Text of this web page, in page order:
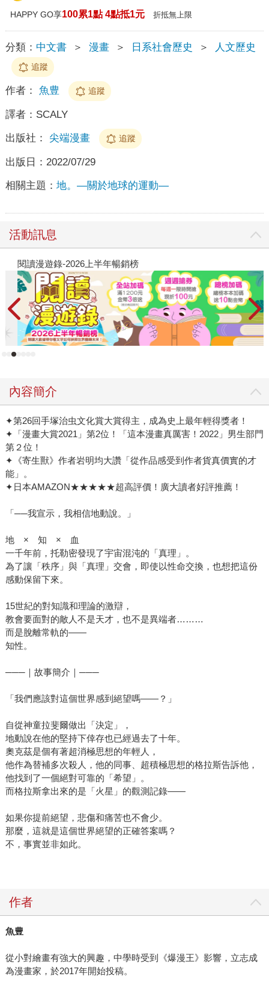
HAPPY GO享100累1點 4點抵1元 折抵無上限
分類： 中文書 ＞ 漫畫 ＞ 日系社會歷史 ＞ 人文歷史
追蹤
作者： 魚豊 追蹤
譯者： SCALY
出版社： 尖端漫畫 追蹤
出版日： 2022/07/29
相關主題： 地。—關於地球的運動—
活動訊息
閱讀漫遊錄-2026上半年暢銷榜
內容簡介
✦第26回手塚治虫文化賞大賞得主，成為史上最年輕得獎者！
✦「漫畫大賞2021」第2位！「這本漫畫真厲害！2022」男生部門
第２位！
✦《寄生獸》作者岩明均大讚「從作品感受到作者貨真價實的才
能」。
✦日本AMAZON★★★★★超高評價！廣大讀者好評推薦！
「──我宣示，我相信地動說。」
地 × 知 × 血
一千年前，托勒密發現了宇宙混沌的「真理」。
為了讓「秩序」與「真理」交會，即使以性命交換，也想把這份
感動保留下來。
15世紀的對知識和理論的激辯，
教會要面對的敵人不是天才，也不是異端者………
而是脫離常軌的——
知性。
───｜故事簡介｜───
「我們應該對這個世界感到絕望嗎――？」
自從神童拉斐爾做出「決定」，
地動說在他的堅持下倖存也已經過去了十年。
奧克茲是個有著超消極思想的年輕人，
他作為替補多次殺人，他的同事、超積極思想的格拉斯告訴他，
他找到了一個絕對可靠的「希望」。
而格拉斯拿出來的是「火星」的觀測記錄——
如果你提前絕望，悲傷和痛苦也不會少。
那麼，這就是這個世界絕望的正確答案嗎？
不，事實並非如此。
作者
魚豊
從小對繪畫有強大的興趣，中學時受到《爆漫王》影響，立志成
為漫畫家，於2017年開始投稿。